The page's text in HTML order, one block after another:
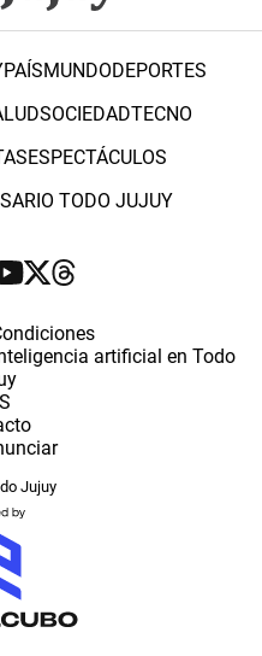
PAÍSMUNDODEPORTES
SOCIEDADTECNO
ESPECTÁCULOS
TODO JUJUY
artificial en Todo
Jujuy